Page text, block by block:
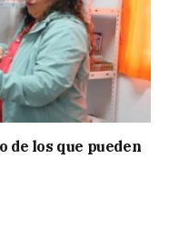
de los que pueden